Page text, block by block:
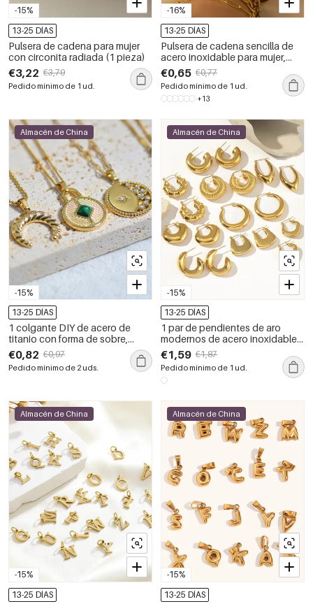
-15%
13-25 DÍAS
Pulsera de cadena para mujer
con circonita radiada (1 pieza)
€3,22 €3,79
Pedido mínimo de 1 ud.
-16%
13-25 DÍAS
Pulsera de cadena sencilla de
acero inoxidable para mujer,
color dorado, resistente al agua,
para uso diario, 1 unidad
€0,65 €0,77
Pedido mínimo de 1 ud.
+13
-15%
Almacén de China
13-25 DÍAS
1 colgante DIY de acero de
titanio con forma de sobre,
corona de sol y luna con ojo del
diablo para mujer
€0,82 €0,97
Pedido mínimo de 2 uds.
-15%
Almacén de China
13-25 DÍAS
1 par de pendientes de aro
modernos de acero inoxidable
con varios círculos, resistentes
al agua, color dorado, para
mujer
€1,59 €1,87
Pedido mínimo de 1 ud.
-15%
Almacén de China
13-25 DÍAS
-15%
Almacén de China
13-25 DÍAS